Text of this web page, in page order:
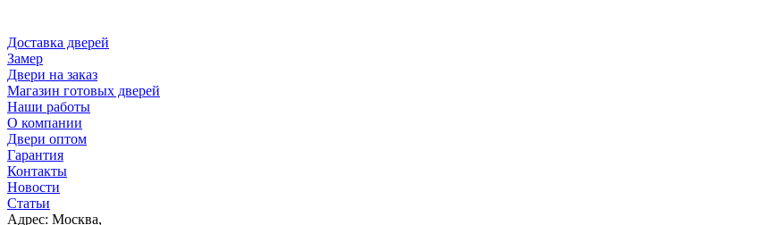
Доставка дверей
Замер
Двери на заказ
Магазин готовых дверей
Наши работы
О компании
Двери оптом
Гарантия
Контакты
Новости
Статьи
Адрес: Москва,